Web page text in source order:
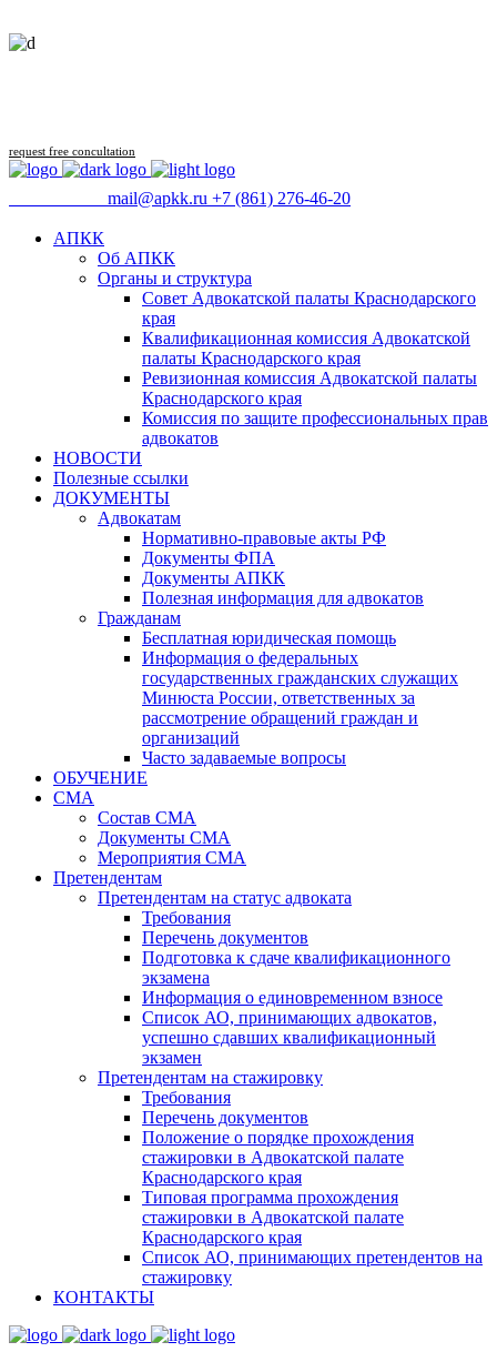
request free concultation
mail@apkk.ru +7 (861) 276-46-20
АПКК
Об АПКК
Органы и структура
Совет Адвокатской палаты Краснодарского
края
Квалификационная комиссия Адвокатской
палаты Краснодарского края
Ревизионная комиссия Адвокатской палаты
Краснодарского края
Комиссия по защите профессиональных прав
адвокатов
НОВОСТИ
Полезные ссылки
ДОКУМЕНТЫ
Адвокатам
Нормативно-правовые акты РФ
Документы ФПА
Документы АПКК
Полезная информация для адвокатов
Гражданам
Бесплатная юридическая помощь
Информация о федеральных
государственных гражданских служащих
Минюста России, ответственных за
рассмотрение обращений граждан и
организаций
Часто задаваемые вопросы
ОБУЧЕНИЕ
СМА
Состав СМА
Документы СМА
Мероприятия СМА
Претендентам
Претендентам на статус адвоката
Требования
Перечень документов
Подготовка к сдаче квалификационного
экзамена
Информация о единовременном взносе
Список АО, принимающих адвокатов,
успешно сдавших квалификационный
экзамен
Претендентам на стажировку
Требования
Перечень документов
Положение о порядке прохождения
стажировки в Адвокатской палате
Краснодарского края
Типовая программа прохождения
стажировки в Адвокатской палате
Краснодарского края
Список АО, принимающих претендентов на
стажировку
КОНТАКТЫ